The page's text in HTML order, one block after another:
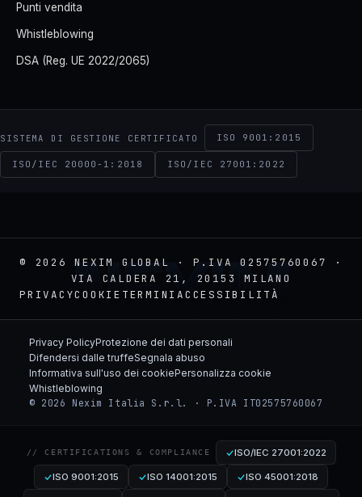
Punti vendita
Whistleblowing
DSA (Reg. UE 2022/2065)
SISTEMA DI GESTIONE CERTIFICATO ISO 9001:2015
ISO/IEC 20000-1:2018 ISO/IEC 27001:2022
© 2026 NEXIM GLOBAL · P.IVA 02575760067 ·
VIA CALDERA 21, 20153 MILANO
PRIVACYCOOKIE TERMINI ACCESSIBILITÀ
NEXIM
Privacy PolicyProtezione dei dati personali
Difendersi dalle truffeSegnala abuso
Informativa sull'uso dei cookiePersonalizza cookie
Whistleblowing
© 2026 Nexim Italia S.r.l. · P.IVA IT02575760067
// CERTIFICATIONS & COMPLIANCE ISO/IEC 27001:2022
ISO 9001:2015 ISO 14001:2015 ISO 45001:2018